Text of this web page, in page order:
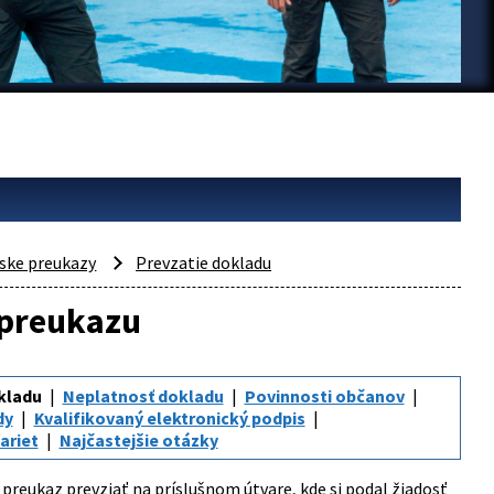
preukazy Prevzatie dokladu
Neplatnosť dokladu
Povinnosti občanov
Kvalifikovaný elektronický podpis
Najčastejšie otázky
prevziať na príslušnom útvare, kde si podal žiadosť